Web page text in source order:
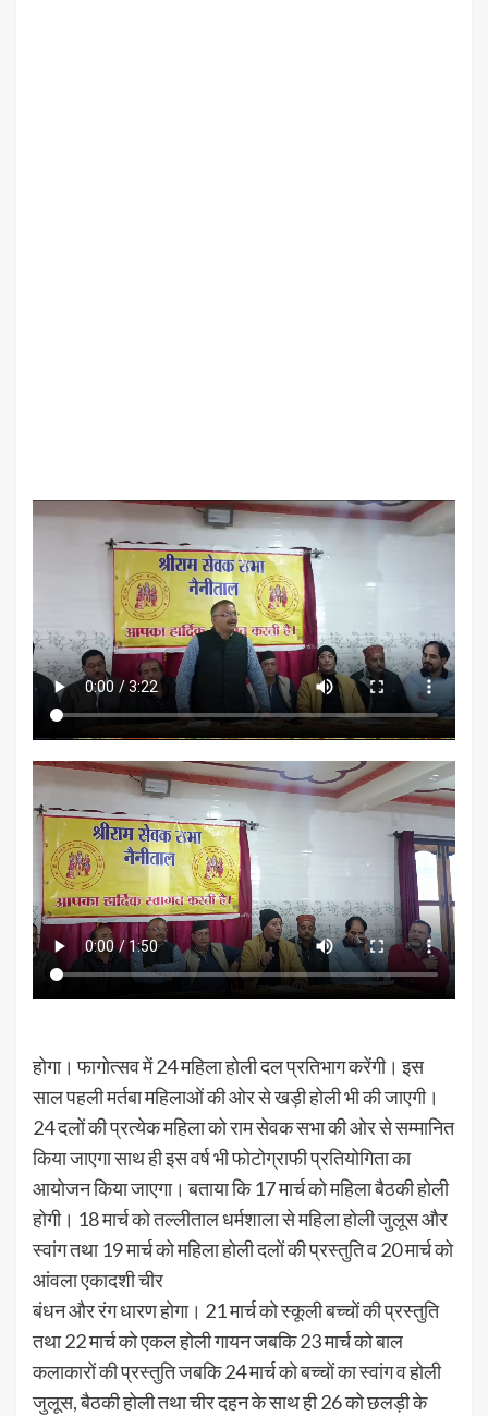
होगा। फागोत्सव में 24 महिला होली दल प्रतिभाग करेंगी। इस
साल पहली मर्तबा महिलाओं की ओर से खड़ी होली भी की जाएगी।
24 दलों की प्रत्येक महिला को राम सेवक सभा की ओर से सम्मानित
किया जाएगा साथ ही इस वर्ष भी फोटोग्राफी प्रतियोगिता का
आयोजन किया जाएगा। बताया कि 17 मार्च को महिला बैठकी होली
होगी। 18 मार्च को तल्लीताल धर्मशाला से महिला होली जुलूस और
स्वांग तथा 19 मार्च को महिला होली दलों की प्रस्तुति व 20 मार्च को
आंवला एकादशी चीर
बंधन और रंग धारण होगा। 21 मार्च को स्कूली बच्चों की प्रस्तुति
तथा 22 मार्च को एकल होली गायन जबकि 23 मार्च को बाल
कलाकारों की प्रस्तुति जबकि 24 मार्च को बच्चों का स्वांग व होली
जुलूस, बैठकी होली तथा चीर दहन के साथ ही 26 को छलड़ी के